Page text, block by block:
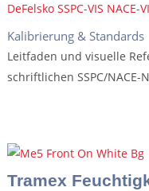
DeFelsko SSPC-VIS NACE-
Kalibrierung & Standards
Leitfaden und visuelle
schriftlichen SSPC/NACE-
Tramex